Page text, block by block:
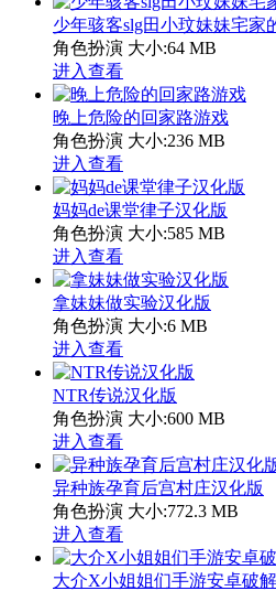
少年骇客slg田小玟妹妹宅家
角色扮演 大小:64 MB
进入查看
晚上危险的回家路游戏
角色扮演 大小:236 MB
进入查看
妈妈de课堂律子汉化版
角色扮演 大小:585 MB
进入查看
拿妹妹做实验汉化版
角色扮演 大小:6 MB
进入查看
NTR传说汉化版
角色扮演 大小:600 MB
进入查看
异种族孕育后宫村庄汉化版
角色扮演 大小:772.3 MB
进入查看
大介X小姐姐们手游安卓破